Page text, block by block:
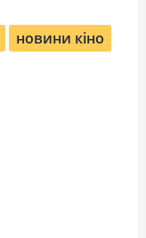
новини кіно